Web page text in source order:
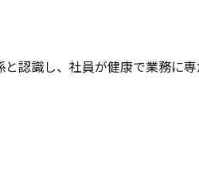
認識し、社員が健康で業務に